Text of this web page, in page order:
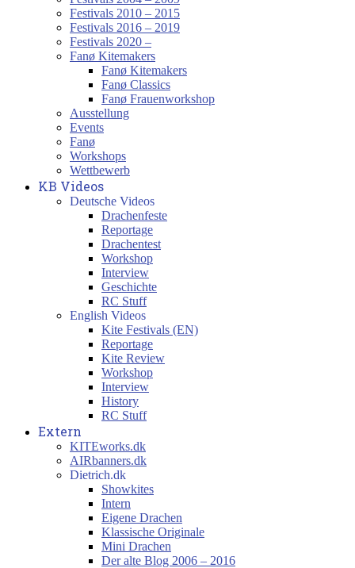
Festivals 2010 – 2015
Festivals 2016 – 2019
Festivals 2020 –
Fanø Kitemakers
Fanø Kitemakers
Fanø Classics
Fanø Frauenworkshop
Ausstellung
Events
Fanø
Workshops
Wettbewerb
KB Videos
Deutsche Videos
Drachenfeste
Reportage
Drachentest
Workshop
Interview
Geschichte
RC Stuff
English Videos
Kite Festivals (EN)
Reportage
Kite Review
Workshop
Interview
History
RC Stuff
Extern
KITEworks.dk
AIRbanners.dk
Dietrich.dk
Showkites
Intern
Eigene Drachen
Klassische Originale
Mini Drachen
Der alte Blog 2006 – 2016